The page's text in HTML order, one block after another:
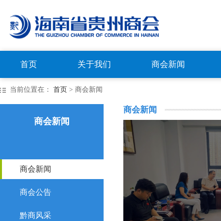
首页 关于我们 商会新闻
当前位置在： 首页 > 商会新闻
商会新闻
商会新闻
商会公告
黔商风采
商会新闻